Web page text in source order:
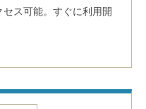
ス可能。すぐに利用開